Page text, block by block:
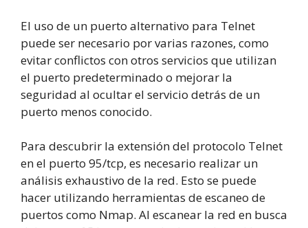
El uso de un puerto alternativo para Telnet
puede ser necesario por varias razones, como
evitar conflictos con otros servicios que utilizan
el puerto predeterminado o mejorar la
seguridad al ocultar el servicio detrás de un
puerto menos conocido.
Para descubrir la extensión del protocolo Telnet
en el puerto 95/tcp, es necesario realizar un
análisis exhaustivo de la red. Esto se puede
hacer utilizando herramientas de escaneo de
puertos como Nmap. Al escanear la red en busca